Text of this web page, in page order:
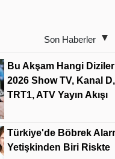
Son Haberler
Bu Akşam Hangi
2026 Show TV, Kanal
TRT1, ATV Yayın Akışı
Türkiye'de Böbrek
Yetişkinden Biri Riskte